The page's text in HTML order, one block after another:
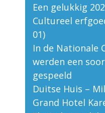
Een gelukkig
Cultureel
01)
In de Nationale
werden een
gespeeld
Duitse Huis –
Grand Hotel